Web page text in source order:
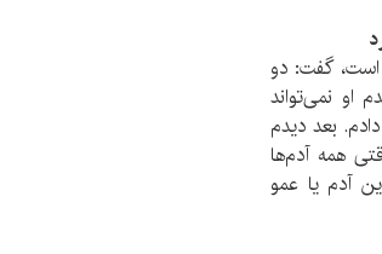
گفت: دو
او نمی‌تواند
بعد دیدم
همه آدم‌ها
آدم یا عمو